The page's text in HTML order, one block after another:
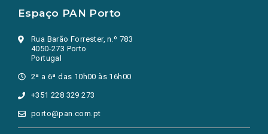
Espaço PAN Porto
Rua Barão Forrester, n.º 783
4050-273 Porto
Portugal
2ª a 6ª das 10h00 às 16h00
+351 228 329 273
porto@pan.com.pt